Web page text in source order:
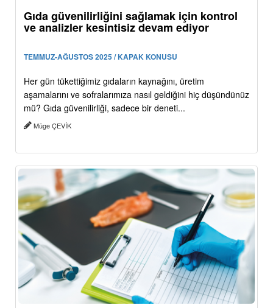
Gıda güvenilirliğini sağlamak için kontrol
ve analizler kesintisiz devam ediyor
TEMMUZ-AĞUSTOS 2025 / KAPAK KONUSU
Her gün tükettiğimiz gıdaların kaynağını, üretim
aşamalarını ve sofralarımıza nasıl geldiğini hiç düşündünüz
mü? Gıda güvenilirliği, sadece bir deneti...
Müge ÇEVİK